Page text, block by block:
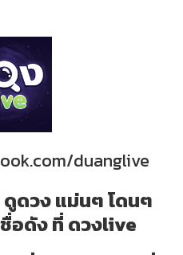
duanglive
ดวง แม่นๆ โดนๆ
อดัง ที่ ดวงlive